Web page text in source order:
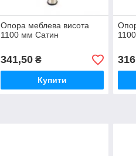
Опора меблева висота
1100 мм Сатин
341,50₴
Купити